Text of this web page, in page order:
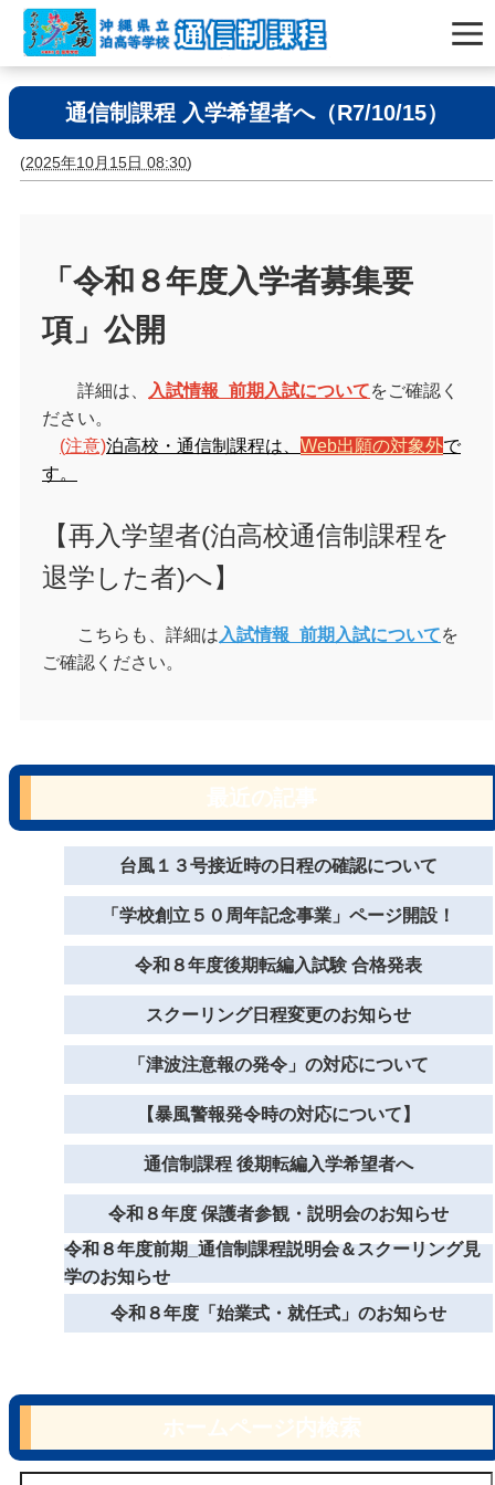
通信制課程 入学希望者へ（R7/10/15）
(2025年10月15日 08:30)
「令和８年度入学者募集要
項」公開
詳細は、 入試情報_前期入試についてをご確認く
ださい。
(注意)泊高校・通信制課程は、 Web出願の対象外で
す。
【再入学望者(泊高校通信制課程を
退学した者)へ】
こちらも、詳細は 入試情報_前期入試についてを
ご確認ください。
台風１３号接近時の日程の確認について
「学校創立５０周年記念事業」ページ開設！
令和８年度後期転編入試験 合格発表
スクーリング日程変更のお知らせ
「津波注意報の発令」の対応について
【暴風警報発令時の対応について】
通信制課程 後期転編入学希望者へ
令和８年度 保護者参観・説明会のお知らせ
令和８年度前期_通信制課程説明会＆スクーリング見
学のお知らせ
令和８年度「始業式・就任式」のお知らせ